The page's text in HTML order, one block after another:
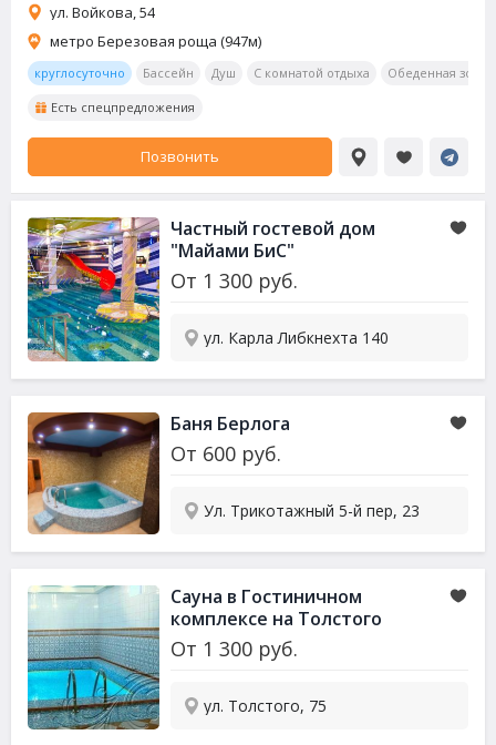
ул. Войкова, 54
метро Березовая роща (947м)
круглосуточно Бассейн Душ С комнатой отдыха Обеденная зона
Есть спецпредложения
Позвонить
Частный гостевой дом
"Майами БиС"
От 1 300 руб.
ул. Карла Либкнехта 140
Баня Берлога
От 600 руб.
Ул. Трикотажный 5-й пер, 23
Сауна в Гостиничном
комплексе на Толстого
От 1 300 руб.
ул. Толстого, 75